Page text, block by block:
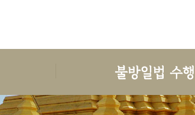
수행 한국마하시선원 선원일정